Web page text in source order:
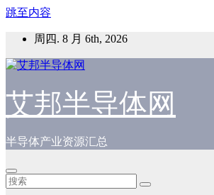
跳至内容
周四. 8 月 6th, 2026
艾邦半导体网
半导体产业资源汇总